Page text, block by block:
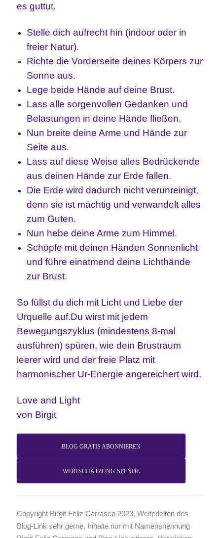
es guttut.
Stelle dich aufrecht hin (indoor oder in
freier Natur).
Richte die Vorderseite deines Körpers zur
Sonne aus.
Lege beide Hände auf deine Brust.
Lass alle sorgenvollen Gedanken und
Belastungen in deine Hände fließen.
Nun breite deine Arme und Hände zur
Seite aus.
Lass auf diese Weise alles Bedrückende
aus deinen Hände zur Erde fallen.
Die Erde wird dadurch nicht verunreinigt,
denn sie ist mächtig und verwandelt alles
zum Guten.
Nun hebe deine Arme zum Himmel.
Schöpfe mit deinen Händen Sonnenlicht
und führe einatmend deine Lichthände
zur Brust.
So füllst du dich mit Licht und Liebe der
Urquelle auf.Du wirst mit jedem
Bewegungszyklus (mindestens 8-mal
ausführen) spüren, wie dein Brustraum
leerer wird und der freie Platz mit
harmonischer Ur-Energie angereichert wird.
Love and Light
von Birgit
BLOG GRATIS ABONNIEREN
WERTSCHÄTZUNG-SPENDE
Copyright Birgit Feliz Carrasco 2023, Weiterleiten des
Blog-Link sehr gerne, Inhalte nur mit Namensnennung